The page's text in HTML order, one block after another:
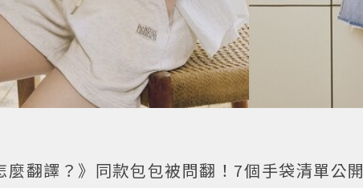
麼翻譯？》同款包包被問翻！7個手袋清單公